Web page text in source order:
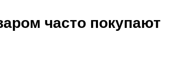
часто покупают